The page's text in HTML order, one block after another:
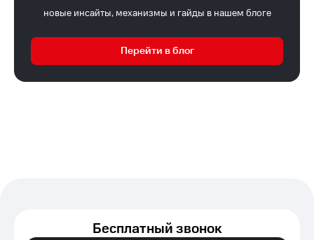
новые инсайты, механизмы и гайды в нашем блоге
Перейти в блог
Бесплатный звонок